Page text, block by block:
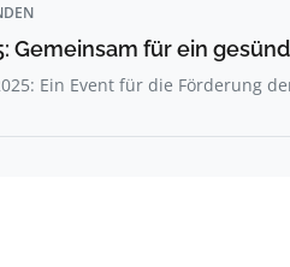
Gemeinsam für ein
Ein Event für die Förderung